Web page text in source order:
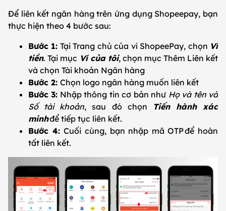
Để liên kết ngân hàng trên ứng dụng Shopeepay, bạn
thực hiện theo 4 bước sau:
Bước 1: Tại Trang chủ của ví ShopeePay, chọn Ví
tiền. Tại mục Ví của tôi, chọn mục Thêm Liên kết
và chọn Tài khoản Ngân hàng
Bước 2: Chọn logo ngân hàng muốn liên kết
Bước 3: Nhập thông tin cơ bản như Họ và tên và
Số tài khoản, sau đó chọn
Tiến hành xác
minhđể tiếp tục liên kết.
Bước 4:Cuối cùng, bạn nhập mã OTP để hoàn
tất liên kết.